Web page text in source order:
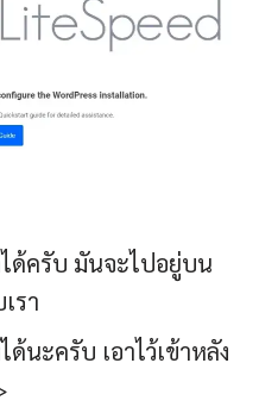
ด้ครับ มันจะไปอยู่บน
รา
ด้นะครับ เอาไว้เข้าหลัง